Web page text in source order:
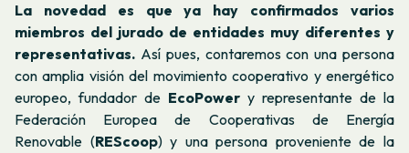
La novedad es que ya hay confirmados varios
miembros del jurado de entidades muy diferentes y
representativas. Así pues, contaremos con una persona
con amplia visióndel movimiento cooperativo y energético
europeo, fundador de EcoPower y representante de la
Federación Europea de Cooperativas de Energía
Renovable (REScoop) y una persona provenientede la